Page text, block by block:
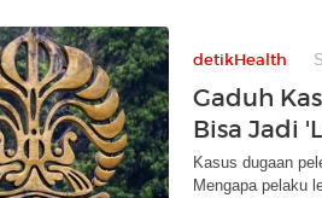
detikHealth
Gaduh
Bisa Jadi
Kasus dugaan
Mengapa pelaku